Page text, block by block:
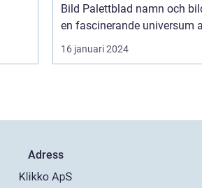
Bild Palettblad namn och bild är
en fascinerande universum
16 januari 2024
Adress